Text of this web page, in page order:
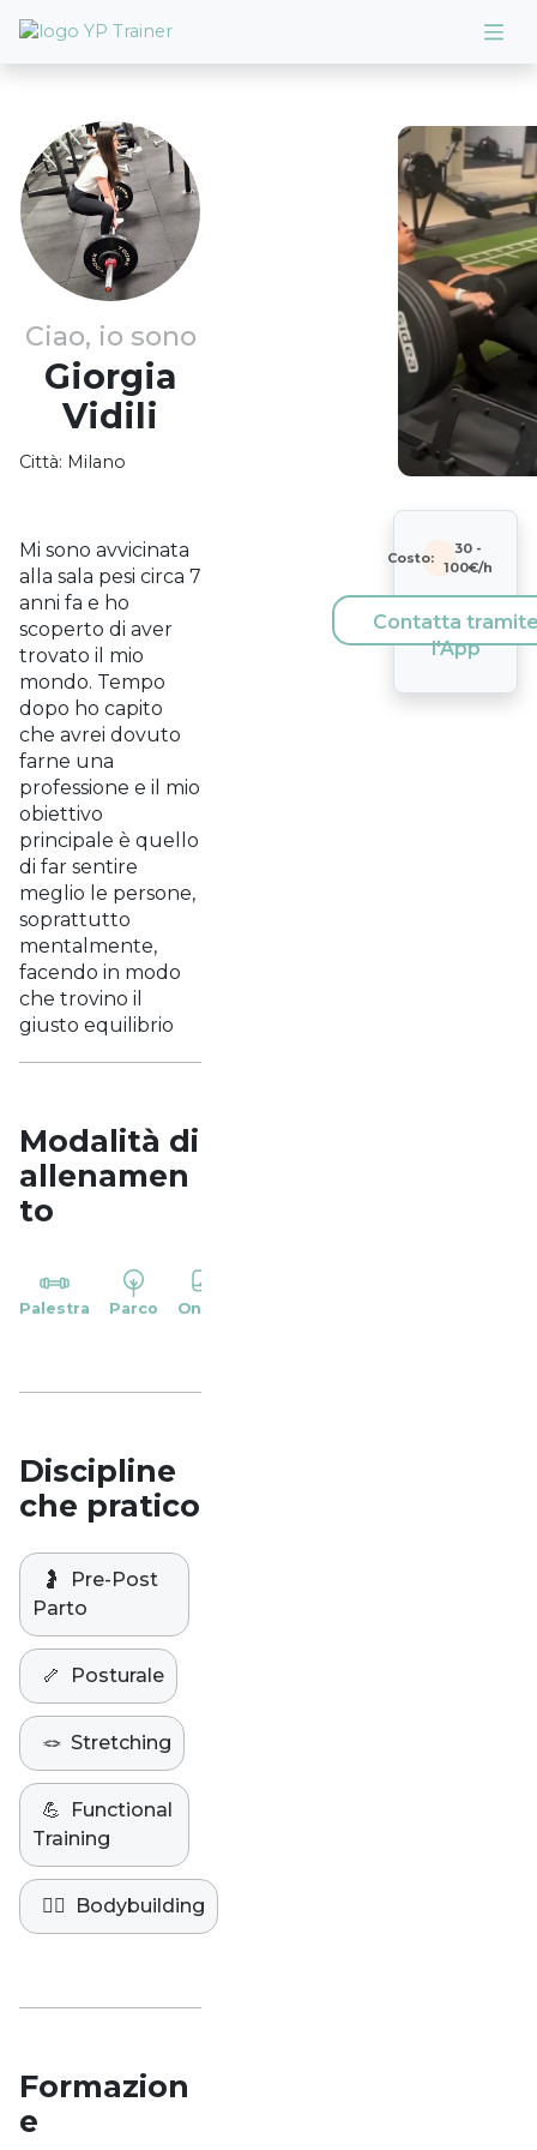
Ciao, io sono
Giorgia
Vidili
Città: Milano
Mi sono avvicinata
alla sala pesi circa 7
anni fa e ho
scoperto di aver
trovato il mio
mondo. Tempo
dopo ho capito
che avrei dovuto
farne una
professione e il mio
obiettivo
principale è quello
di far sentire
meglio le persone,
soprattutto
mentalmente,
facendo in modo
che trovino il
giusto equilibrio
Modalità di
allenamen
to
Palestra Parco Online
Discipline
che pratico
🤰
Pre-Post
Parto
🦴 Posturale
🪢 Stretching
💪
Functional
Training
🏋️‍♀️ Bodybuilding
Formazion
e
Costo:
30-
100€/h
Contatta
l'App